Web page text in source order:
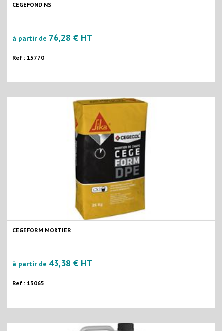
CEGEFOND NS
à partir de 76,28 € HT
Ref : 15770
CEGEFORM MORTIER
à partir de 43,38 € HT
Ref : 13065